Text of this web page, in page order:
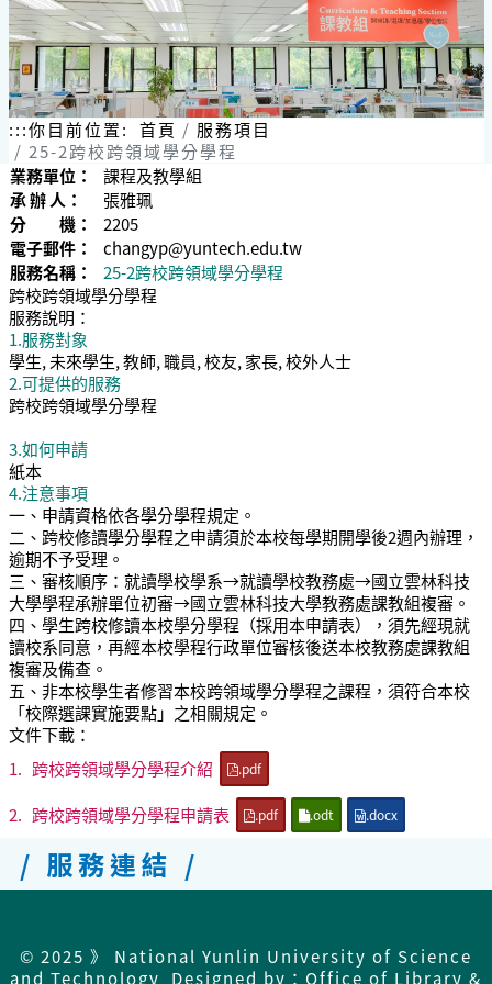
:::你目前位置: 首頁
服務項目
25-2跨校跨領域學分學程
業務單位：
課程及教學組
承 辦 人：
張雅珮
分 機：
2205
電子郵件：
changyp@yuntech.edu.tw
服務名稱：
25-2跨校跨領域學分學程
跨校跨領域學分學程
服務說明：
1.服務對象
學生, 未來學生, 教師, 職員, 校友, 家長, 校外人士
2.可提供的服務
跨校跨領域學分學程
3.如何申請
紙本
4.注意事項
一、申請資格依各學分學程規定。
二、跨校修讀學分學程之申請須於本校每學期開學後2週內辦理，
逾期不予受理。
三、審核順序：就讀學校學系→就讀學校教務處→國立雲林科技
大學學程承辦單位初審→國立雲林科技大學教務處課教組複審。
四、學生跨校修讀本校學分學程（採用本申請表），須先經現就
讀校系同意，再經本校學程行政單位審核後送本校教務處課教組
複審及備查。
五、非本校學生者修習本校跨領域學分學程之課程，須符合本校
「校際選課實施要點」之相關規定。
文件下載：
1. 跨校跨領域學分學程介紹 .pdf
2. 跨校跨領域學分學程申請表 .pdf .odt .docx
/ 服務連結 /
© 2025 》 National Yunlin University of Science
and Technology Designed by：Office of Library &